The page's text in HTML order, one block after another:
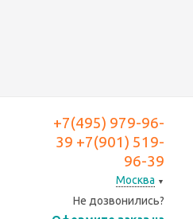
+7(495) 979-96-
39 +7(901) 519-
96-39
Москва ▼
Не дозвонились?